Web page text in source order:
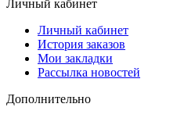
Личный кабинет
Личный кабинет
История заказов
Мои закладки
Рассылка новостей
Дополнительно